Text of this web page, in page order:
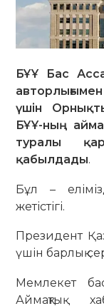
БҰҰ Бас
үшін
БҰҰ-ның
туралы
қабылдады.
Бұл –
жетістігі.
Президент
үшін барлық
Мемлекет
Аймақтық